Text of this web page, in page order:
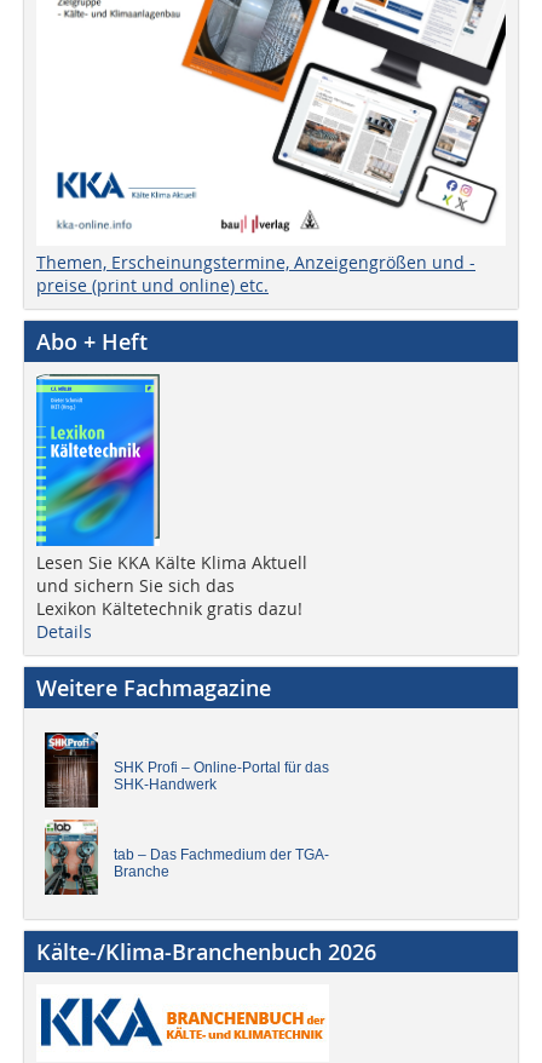
Themen, Erscheinungstermine, Anzeigengrößen und -
preise (print und online) etc.
Abo + Heft
Lesen Sie KKA Kälte Klima Aktuell
und sichern Sie sich das
Lexikon Kältetechnik gratis dazu!
Details
Weitere Fachmagazine
SHK Profi – Online-Portal für das
SHK-Handwerk
tab – Das Fachmedium der TGA-
Branche
Kälte-/Klima-Branchenbuch 2026